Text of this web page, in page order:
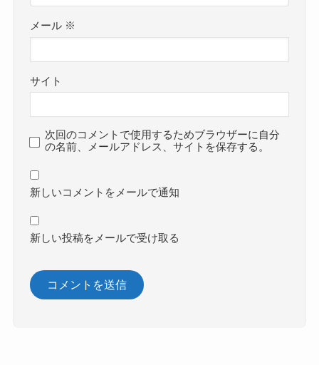
メール ※
サイト
次回のコメントで使用するためブラウザーに自分
の名前、メールアドレス、サイトを保存する。
新しいコメントをメールで通知
新しい投稿をメールで受け取る